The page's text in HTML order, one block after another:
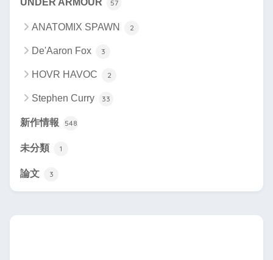
UNDER ARMOUR 57
ANATOMIX SPAWN 2
De'Aaron Fox 3
HOVR HAVOC 2
Stephen Curry 33
新作情報 548
未分類 1
論文 3